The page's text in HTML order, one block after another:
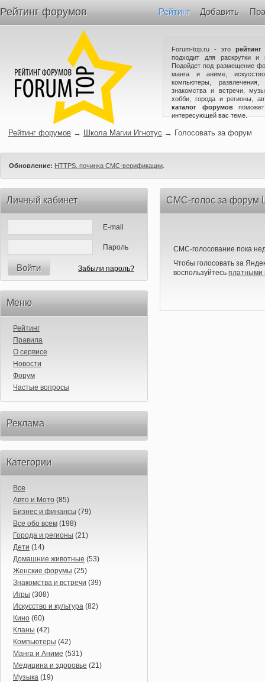
Рейтинг форумов Рейтинг Добавить
Forum-top.ru - это
подходит для раскрутки и
Подойдет под размещение
манга и аниме,
компьютеры,
знакомства и встречи,
хобби, города и регионы,
каталог форумов
интересующей вас теме.
Рейтинг форумов → Школа Магии Игнотус → Голосовать за форум
Обновление: HTTPS, починка СМС-верификации
Личный кабинет
E-mail
Пароль
Войти Забыли пароль?
Меню
Рейтинг
Правила
О сервисе
Новости
Форум
Частые вопросы
Реклама
Категории
Все
Авто и Мото (85)
Бизнес и финансы (79)
Все обо всем (198)
Города и регионы (21)
Дети (14)
Домашние животные (53)
Женские форумы (25)
Знакомства и встречи (39)
Игры (308)
Искусство и культура (82)
Кино (60)
Кланы (42)
Компьютеры (42)
Манга и Аниме (531)
Медицина и здоровье (21)
Музыка (19)
СМС-голос за форум
СМС-голосование пока
Чтобы голосовать за
воспользуйтесь платными